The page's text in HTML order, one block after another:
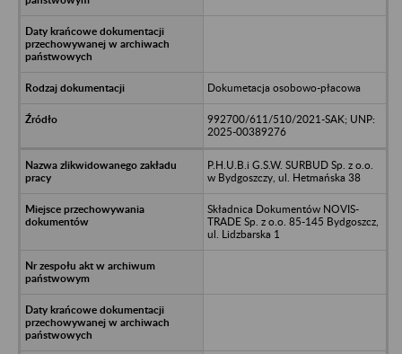
Dokumetacja osobowo-płacowa
992700/611/510/2021-SAK; UNP:
2025-00389276
P.H.U.B.i G.S.W. SURBUD Sp. z o.o.
w Bydgoszczy, ul. Hetmańska 38
Składnica Dokumentów NOVIS-
TRADE Sp. z o.o. 85-145 Bydgoszcz,
ul. Lidzbarska 1